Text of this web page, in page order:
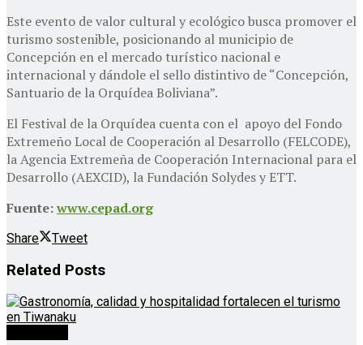
Este evento de valor cultural y ecológico busca promover el
turismo sostenible, posicionando al municipio de
Concepción en el mercado turístico nacional e
internacional y dándole el sello distintivo de “Concepción,
Santuario de la Orquídea Boliviana”.
El Festival de la Orquídea cuenta con el apoyo del Fondo
Extremeño Local de Cooperación al Desarrollo (FELCODE),
la Agencia Extremeña de Cooperación Internacional para el
Desarrollo (AEXCID), la Fundación Solydes y ETT.
Fuente:www.cepad.org
Share Tweet
Related Posts